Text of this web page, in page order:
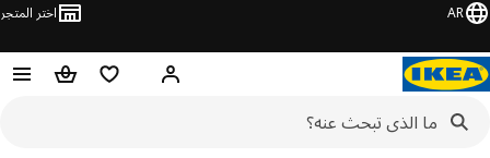
AR اختر المتجر
مرحباً! تسجيل الدخول
قائمه التسوقعربة التسوق